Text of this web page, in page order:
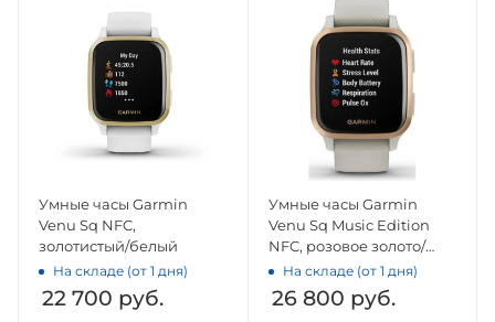
Умные часы Garmin
Venu Sq NFC,
золотистый/белый
На складе (от 1 дня)
22 700 руб.
Умные часы Garmin
Venu Sq Music Edition
NFC, розовое золото/
песочный
На складе (от 1 дня)
26 800 руб.